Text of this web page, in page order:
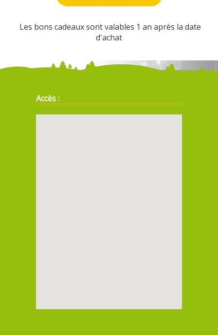
Les bons cadeaux sont valables 1 an après la date
d'achat
Accès :